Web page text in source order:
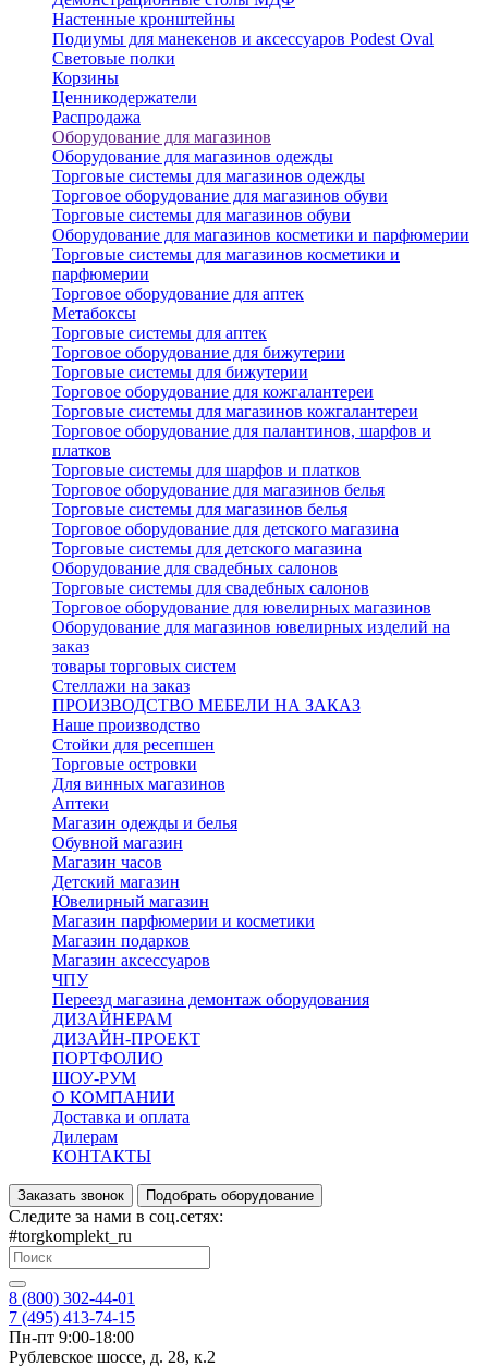
Настенные кронштейны
Подиумы для манекенов и аксессуаров Podest Oval
Световые полки
Корзины
Ценникодержатели
Распродажа
Оборудование для магазинов
Оборудование для магазинов одежды
Торговые системы для магазинов одежды
Торговое оборудование для магазинов обуви
Торговые системы для магазинов обуви
Оборудование для магазинов косметики и парфюмерии
Торговые системы для магазинов косметики и
парфюмерии
Торговое оборудование для аптек
Метабоксы
Торговые системы для аптек
Торговое оборудование для бижутерии
Торговые системы для бижутерии
Торговое оборудование для кожгалантереи
Торговые системы для магазинов кожгалантереи
Торговое оборудование для палантинов, шарфов и
платков
Торговые системы для шарфов и платков
Торговое оборудование для магазинов белья
Торговые системы для магазинов белья
Торговое оборудование для детского магазина
Торговые системы для детского магазина
Оборудование для свадебных салонов
Торговые системы для свадебных салонов
Торговое оборудование для ювелирных магазинов
Оборудование для магазинов ювелирных изделий на
заказ
товары торговых систем
Стеллажи на заказ
ПРОИЗВОДСТВО МЕБЕЛИ НА ЗАКАЗ
Наше производство
Стойки для ресепшен
Торговые островки
Для винных магазинов
Аптеки
Магазин одежды и белья
Обувной магазин
Магазин часов
Детский магазин
Ювелирный магазин
Магазин парфюмерии и косметики
Магазин подарков
Магазин аксессуаров
ЧПУ
Переезд магазина демонтаж оборудования
ДИЗАЙНЕРАМ
ДИЗАЙН-ПРОЕКТ
ПОРТФОЛИО
ШОУ-РУМ
О КОМПАНИИ
Доставка и оплата
Дилерам
КОНТАКТЫ
Заказать звонок Подобрать оборудование
Следите за нами в соц.сетях:
#torgkomplekt_ru
8 (800) 302-44-01
7 (495) 413-74-15
Пн-пт 9:00-18:00
Рублевское шоссе, д. 28, к.2